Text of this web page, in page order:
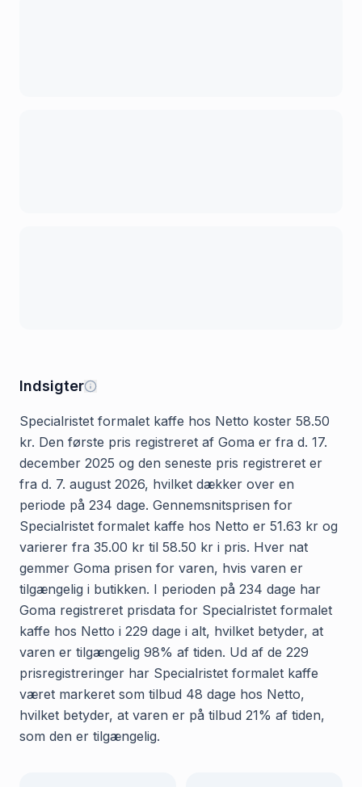
Indsigter
Specialristet formalet kaffe hos Netto koster 58.50
kr. Den første pris registreret af Goma er fra d. 17.
december 2025 og den seneste pris registreret er
fra d. 7. august 2026, hvilket dækker over en
periode på 234 dage. Gennemsnitsprisen for
Specialristet formalet kaffe hos Netto er 51.63 kr og
varierer fra 35.00 kr til 58.50 kr i pris. Hver nat
gemmer Goma prisen for varen, hvis varen er
tilgængelig i butikken. I perioden på 234 dage har
Goma registreret prisdata for Specialristet formalet
kaffe hos Netto i 229 dage i alt, hvilket betyder, at
varen er tilgængelig 98% af tiden. Ud af de 229
prisregistreringer har Specialristet formalet kaffe
været markeret som tilbud 48 dage hos Netto,
hvilket betyder, at varen er på tilbud 21% af tiden,
som den er tilgængelig.